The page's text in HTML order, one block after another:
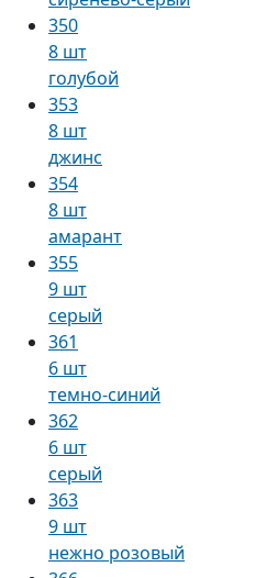
350
8 шт
голубой
353
8 шт
джинс
354
8 шт
амарант
355
9 шт
серый
361
6 шт
темно-синий
362
6 шт
серый
363
9 шт
нежно розовый